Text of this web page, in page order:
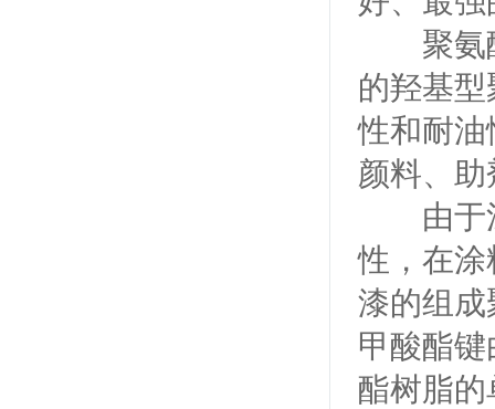
聚氨酯
的羟基
性和耐
颜料、
由于涂
性，在
漆的组
甲酸酯
酯树脂